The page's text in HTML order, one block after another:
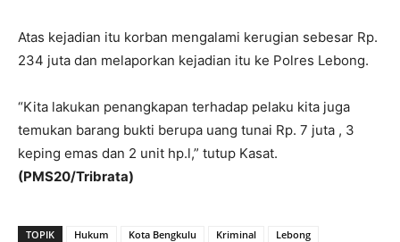
Atas kejadian itu korban mengalami kerugian sebesar Rp.
234 juta dan melaporkan kejadian itu ke Polres Lebong.
“Kita lakukan penangkapan terhadap pelaku kita juga
temukan barang bukti berupa uang tunai Rp. 7 juta , 3
keping emas dan 2 unit hp.l,” tutup Kasat.
(PMS20/Tribrata)
TOPIK Hukum Kota Bengkulu Kriminal Lebong